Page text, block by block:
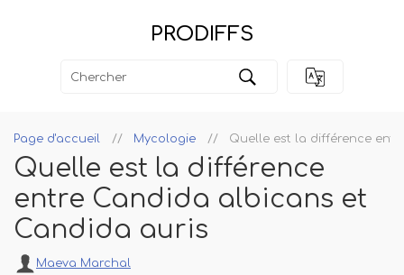
PRODIFFS
Page d'accueil Mycologie Quelle est la différence
Quelle est la différence
entre Candida albicans et
Candida auris
Maeva Marchal